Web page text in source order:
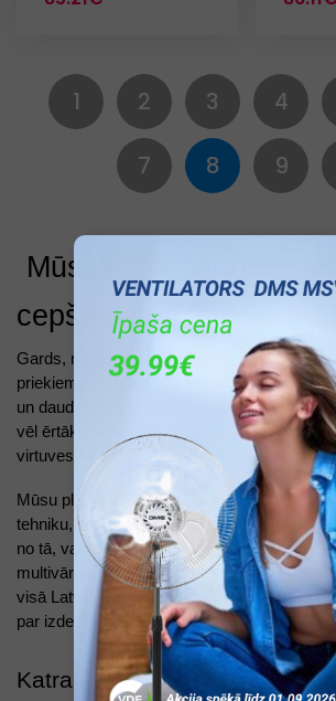
1 2 3 4
7 8 9
Mūsdienīga virtuves
cepšanai un vārīšanai
Gards, mājās gatavots ēdiens ir viens no
priekiem, un mūsdienu tehnoloģijas ļauj to
un daudzveidīgāk nekā jebkad agrāk. Lai
vēl ērtāku un virtuvi – funkcionālāku, VDE
virtuves tehnikas klāstu
cepšanai un
Mūsu plašajā klāstā atradīsi pārbaudītu un
tehniku, kas palīdzēs īstenot jebkuru
no tā, vai meklē jaudīgu blenderi vai
multivārāmo katlu, vde.lv interneta veikalā
visā Latvijā atradīsi savām vajadzībām
par izdevīgu cenu.
Katram uzdevumam savs